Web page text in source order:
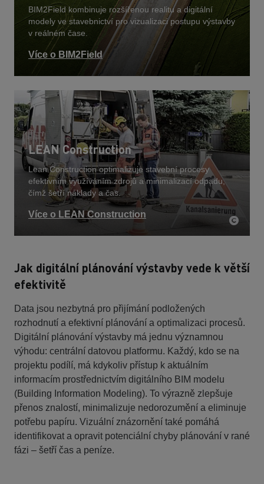
BIM2Field kombinuje rozšířenou realitu a digitální
modely ve stavebnictví pro vizualizaci postupu výstavby
v reálném čase.
Více o BIM2Field
LEAN Construction
Lean Construction optimalizuje stavební procesy
efektivním využíváním zdrojů a minimalizací odpadu,
čímž šetří náklady a čas.
Více o LEAN Construction
Jak digitální plánování výstavby vede k větší
efektivitě
Data jsou nezbytná pro přijímání podložených
rozhodnutí a efektivní plánování a optimalizaci procesů.
Digitální plánování výstavby má jednu významnou
výhodu: centrální datovou platformu. Každý, kdo se na
projektu podílí, má kdykoliv přístup k aktuálním
informacím prostřednictvím digitálního BIM modelu
(Building Information Modeling). To výrazně zlepšuje
přenos znalostí, minimalizuje nedorozumění a eliminuje
potřebu papíru. Vizuální znázornění také pomáhá
identifikovat a opravit potenciální chyby plánování v rané
fázi – šetří čas a peníze.